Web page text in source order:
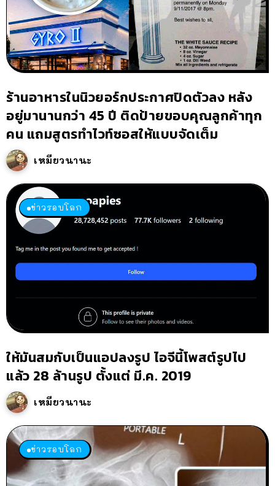
ร้านอาหารในนิวยอร์กประกาศปิดตัวลง หลัง
อยู่มานานกว่า 45 ปี ติดป้ายขอบคุณลูกค้าทุก
คน แถมสูตรทำไวท์ซอสให้แบบจัดเต็ม
เหมียวนานะ
ข่าวรอบโลก
ให้มันสมกับเป็นแอปลงรูป ไอจีนี้โพสต์รูปไป
แล้ว 28 ล้านรูป ตั้งแต่ มี.ค. 2019
เหมียวนานะ
ข่าวรอบโลก